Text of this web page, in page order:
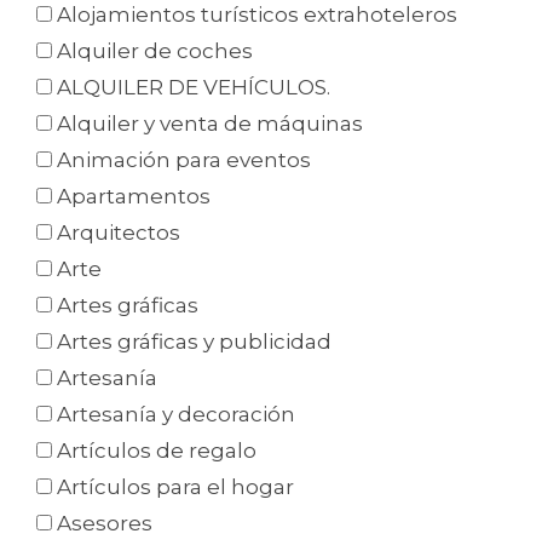
Alojamientos turísticos extrahoteleros
Alquiler de coches
ALQUILER DE VEHÍCULOS.
Alquiler y venta de máquinas
Animación para eventos
Apartamentos
Arquitectos
Arte
Artes gráficas
Artes gráficas y publicidad
Artesanía
Artesanía y decoración
Artículos de regalo
Artículos para el hogar
Asesores